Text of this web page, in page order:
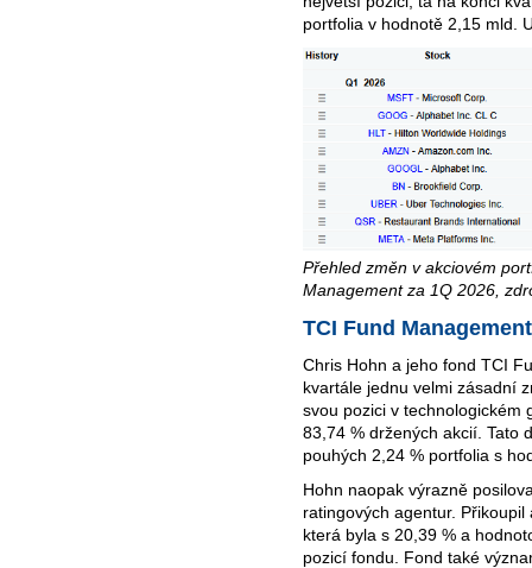
portfolia v hodnotě 2,15 mld.
Přehled změn v akciovém
Management za 1Q 2026,
TCI Fund Management
Chris Hohn a jeho fond TCI
kvartále jednu velmi zásadní
svou pozici v technologickém
83,74 % držených akcií. Tato
pouhých 2,24 % portfolia s
Hohn naopak výrazně
ratingových agentur.
která byla s 20,39 % a
pozicí fondu. Fond také